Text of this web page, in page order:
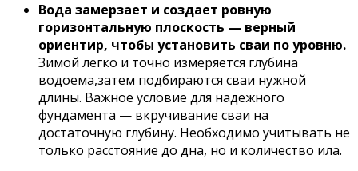
Вода замерзает и создает ровную
горизонтальную плоскость — верный
ориентир, чтобы установить сваи по уровню.
Зимой легко и точно измеряется глубина
водоема,затем подбираются сваи нужной
длины. Важное условие для надежного
фундамента — вкручивание сваи на
достаточную глубину. Необходимо учитывать не
только расстояние до дна, но и количество ила.